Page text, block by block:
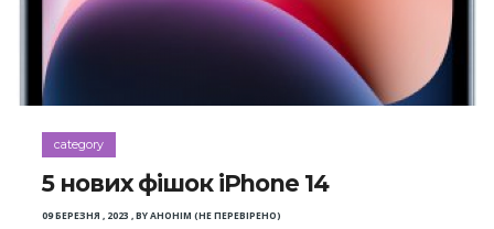
category
5 нових фішок iPhone 14
09 БЕРЕЗНЯ , 2023 ,BYАНОНІМ (НЕ ПЕРЕВІРЕНО)